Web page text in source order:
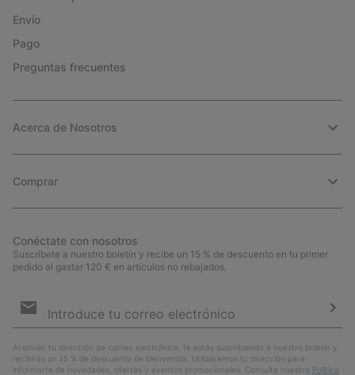
Envío
Pago
Preguntas frecuentes
Acerca de Nosotros
Comprar
Conéctate con nosotros
Suscríbete a nuestro boletín y recibe un 15 % de descuento en tu primer
pedido al gastar 120 € en artículos no rebajados.
de
Al enviar tu dirección de correo electrónico, te estás suscribiendo a nuestro boletín y
recibirás un 15 % de descuento de bienvenida. Utilizaremos tu dirección para
informarte de novedades, ofertas y eventos promocionales. Consulta nuestra Política